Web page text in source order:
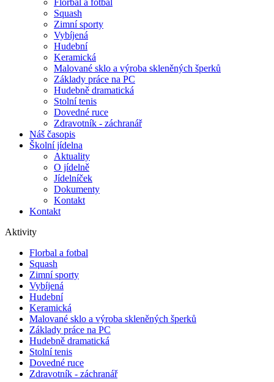
Florbal a fotbal
Squash
Zimní sporty
Vybíjená
Hudební
Keramická
Malované sklo a výroba skleněných šperků
Základy práce na PC
Hudebně dramatická
Stolní tenis
Dovedné ruce
Zdravotník - záchranář
Náš časopis
Školní jídelna
Aktuality
O jídelně
Jídelníček
Dokumenty
Kontakt
Kontakt
Aktivity
Florbal a fotbal
Squash
Zimní sporty
Vybíjená
Hudební
Keramická
Malované sklo a výroba skleněných šperků
Základy práce na PC
Hudebně dramatická
Stolní tenis
Dovedné ruce
Zdravotník - záchranář